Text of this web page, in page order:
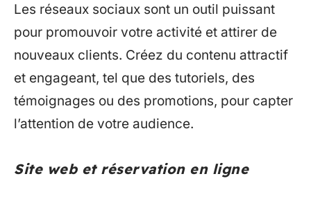
Les réseaux sociaux sont un outil puissant
pour promouvoir votre activité et attirer de
nouveaux clients. Créez du contenu attractif
et engageant, tel que des tutoriels, des
témoignages ou des promotions, pour capter
l’attention de votre audience.
Site web et réservation en ligne